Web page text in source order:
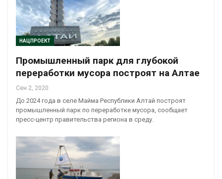
НАЦПРОЕКТ
Промышленный парк для глубокой
переработки мусора построят на Алтае
Сен 2, 2020
До 2024 года в селе Майма Республики Алтай построят
промышленный парк по переработке мусора, сообщает
пресс-центр правительства региона в среду.